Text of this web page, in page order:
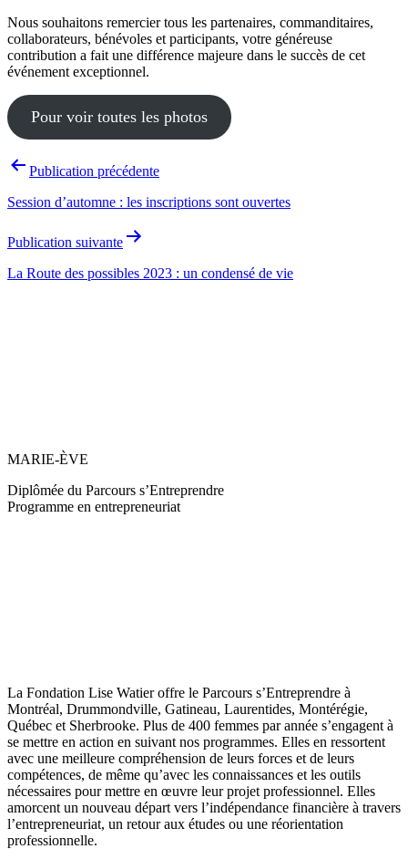
Nous souhaitons remercier tous les partenaires, commanditaires,
collaborateurs, bénévoles et participants, votre généreuse
contribution a fait une différence majeure dans le succès de cet
événement exceptionnel.
Pour voir toutes les photos
Navigation
l’article
Publication précédente
Session d’automne : les inscriptions sont ouvertes
Publication suivante
La Route des possibles 2023 : un condensé de vie
MARIE-ÈVE
Diplômée du Parcours s’Entreprendre
Programme en entrepreneuriat
La Fondation Lise Watier offre le Parcours s’Entreprendre à
Montréal, Drummondville, Gatineau, Laurentides, Montérégie,
Québec et Sherbrooke. Plus de 400 femmes par année s’engagent à
se mettre en action en suivant nos programmes. Elles en ressortent
avec une meilleure compréhension de leurs forces et de leurs
compétences, de même qu’avec les connaissances et les outils
nécessaires pour mettre en œuvre leur projet professionnel. Elles
amorcent un nouveau départ vers l’indépendance financière à travers
l’entrepreneuriat, un retour aux études ou une réorientation
professionnelle.